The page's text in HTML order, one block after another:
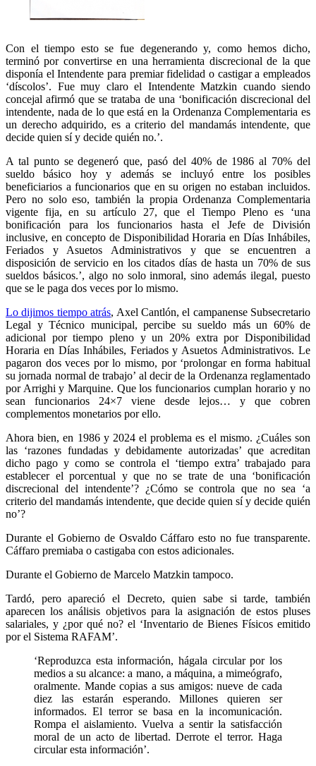
Con el tiempo esto se fue degenerando y, como hemos dicho,
terminó por convertirse en una herramienta discrecional de la que
disponía el Intendente para premiar fidelidad o castigar a empleados
‘díscolos’. Fue muy claro el Intendente Matzkin cuando siendo
concejal afirmó que se trataba de una ‘bonificación discrecional del
intendente, nada de lo que está en la Ordenanza Complementaria es
un derecho adquirido, es a criterio del mandamás intendente, que
decide quien sí y decide quién no.’.
A tal punto se degeneró que, pasó del 40% de 1986 al 70% del
sueldo básico hoy y además se incluyó entre los posibles
beneficiarios a funcionarios que en su origen no estaban incluidos.
Pero no solo eso, también la propia Ordenanza Complementaria
vigente fija, en su artículo 27, que el Tiempo Pleno es ‘una
bonificación para los funcionarios hasta el Jefe de División
inclusive, en concepto de Disponibilidad Horaria en Días Inhábiles,
Feriados y Asuetos Administrativos y que se encuentren a
disposición de servicio en los citados días de hasta un 70% de sus
sueldos básicos.’, algo no solo inmoral, sino además ilegal, puesto
que se le paga dos veces por lo mismo.
Lo dijimos tiempo atrás, Axel Cantlón, el campanense Subsecretario
Legal y Técnico municipal, percibe su sueldo más un 60% de
adicional por tiempo pleno y un 20% extra por Disponibilidad
Horaria en Días Inhábiles, Feriados y Asuetos Administrativos. Le
pagaron dos veces por lo mismo, por ‘prolongar en forma habitual
su jornada normal de trabajo’ al decir de la Ordenanza reglamentado
por Arrighi y Marquine. Que los funcionarios cumplan horario y no
sean funcionarios 24×7 viene desde lejos… y que cobren
complementos monetarios por ello.
Ahora bien, en 1986 y 2024 el problema es el mismo. ¿Cuáles son
las ‘razones fundadas y debidamente autorizadas’ que acreditan
dicho pago y como se controla el ‘tiempo extra’ trabajado para
establecer el porcentual y que no se trate de una ‘bonificación
discrecional del intendente’? ¿Cómo se controla que no sea ‘a
criterio del mandamás intendente, que decide quien sí y decide quién
no’?
Durante el Gobierno de Osvaldo Cáffaro esto no fue transparente.
Cáffaro premiaba o castigaba con estos adicionales.
Durante el Gobierno de Marcelo Matzkin tampoco.
Tardó, pero apareció el Decreto, quien sabe si tarde, también
aparecen los análisis objetivos para la asignación de estos pluses
salariales, y ¿por qué no? el ‘Inventario de Bienes Físicos emitido
por el Sistema RAFAM’.
‘Reproduzca esta información, hágala circular por los
medios a su alcance: a mano, a máquina, a mimeógrafo,
oralmente. Mande copias a sus amigos: nueve de cada
diez las estarán esperando. Millones quieren ser
informados. El terror se basa en la incomunicación.
Rompa el aislamiento. Vuelva a sentir la satisfacción
moral de un acto de libertad. Derrote el terror. Haga
circular esta información’.